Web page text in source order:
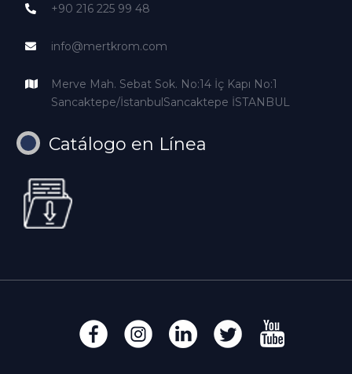
+90 216 225 99 48
info@mertkrom.com
Merve Mah. Sebat Sok. No:14 İç Kapı No:1
Sancaktepe/İstanbulSancaktepe İSTANBUL
Catálogo en Línea